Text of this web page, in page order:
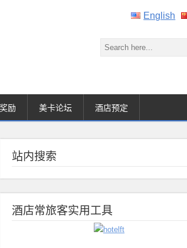
English
励 美卡论坛 酒店预定
站内搜索
酒店常旅客实用工具